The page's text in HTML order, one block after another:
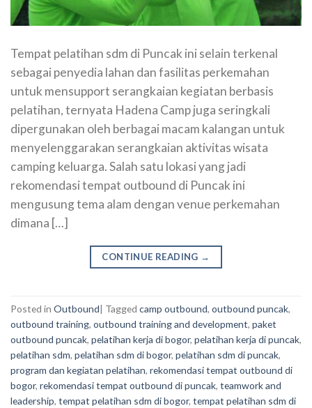
Tempat pelatihan sdm di Puncak ini selain terkenal
sebagai penyedia lahan dan fasilitas perkemahan
untuk mensupport serangkaian kegiatan berbasis
pelatihan, ternyata Hadena Camp juga seringkali
dipergunakan oleh berbagai macam kalangan untuk
menyelenggarakan serangkaian aktivitas wisata
camping keluarga. Salah satu lokasi yang jadi
rekomendasi tempat outbound di Puncak ini
mengusung tema alam dengan venue perkemahan
dimana […]
CONTINUE READING →
Posted in Outbound| Tagged camp outbound, outbound puncak,
outbound training, outbound training and development, paket
outbound puncak, pelatihan kerja di bogor, pelatihan kerja di puncak,
pelatihan sdm, pelatihan sdm di bogor, pelatihan sdm di puncak,
program dan kegiatan pelatihan, rekomendasi tempat outbound di
bogor, rekomendasi tempat outbound di puncak, teamwork and
leadership, tempat pelatihan sdm di bogor, tempat pelatihan sdm di